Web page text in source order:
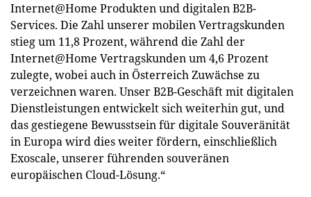
Internet@Home Produkten und digitalen B2B-
Services. Die Zahl unserer mobilen Vertragskunden
stieg um 11,8 Prozent, während die Zahl der
Internet@Home Vertragskunden um 4,6 Prozent
zulegte, wobei auch in Österreich Zuwächse zu
verzeichnen waren. Unser B2B-Geschäft mit digitalen
Dienstleistungen entwickelt sich weiterhin gut, und
das gestiegene Bewusstsein für digitale Souveränität
in Europa wird dies weiter fördern, einschließlich
Exoscale, unserer führenden souveränen
europäischen Cloud-Lösung.“